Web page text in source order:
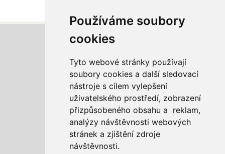
Používáme soubory
cookies
Tyto webové stránky používají
soubory cookies a další sledovací
nástroje s cílem vylepšení
uživatelského prostředí, zobrazení
přizpůsobeného obsahu a reklam,
analýzy návštěvnosti webových
stránek a zjištění zdroje
návštěvnosti.
COOP Dvůr Králové n.L., družstvo
544 01 Dvůr Králové nad Labem
+420499 628 721